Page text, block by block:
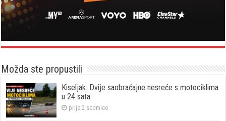
Možda ste propustili
Kiseljak: Dvije saobraćajne nesreće s motociklima
u 24 sata
prije 2 sedmice